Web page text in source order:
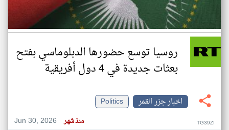
روسيا توسع حضورها الدبلوماسي بفتح
بعثات جديدة في 4 دول أفريقية
اخبار جزر القمر
Politics
Jun 30, 2026
منذ شهر TG39ZI